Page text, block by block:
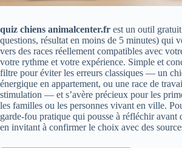
quiz chiens animalcenter.fr est un outil
questions, résultat en moins de 5 minutes) qui
vers des races réellement compatibles avec
votre rythme et votre expérience. Simple et
filtre pour éviter les erreurs classiques — un
énergique en appartement, ou une race de
stimulation — et s’avère précieux pour les
les familles ou les personnes vivant en ville.
garde‑fou pratique qui pousse à réfléchir avant
en invitant à confirmer le choix avec des